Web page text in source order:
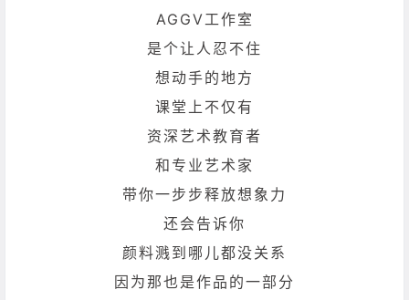
AGGV工作室
是个让人忍不住
想动手的地方
课堂上不仅有
资深艺术教育者
和专业艺术家
带你一步步释放想象力
还会告诉你
颜料溅到哪儿都没关系
因为那也是作品的一部分